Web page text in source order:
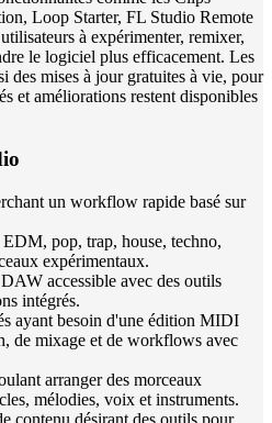
Loop Starter, FL Studio Remote
à expérimenter, remixer,
le logiciel plus efficacement. Les
des mises à jour gratuites à vie, pour
et améliorations restent disponibles
un workflow rapide basé sur
pop, trap, house, techno,
expérimentaux.
accessible avec des outils
intégrés.
ayant besoin d'une édition MIDI
de mixage et de workflows avec
arranger des morceaux
mélodies, voix et instruments.
contenu désirant des outils pour